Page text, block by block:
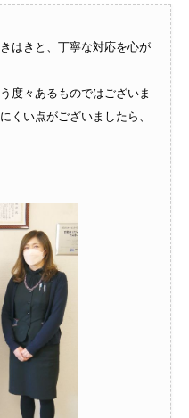
はきと、丁寧な対応を心が
度々あるものではございま
くい点がございましたら、